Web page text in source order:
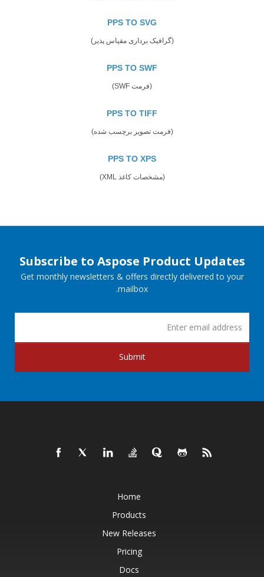
PPS TO SVG
(گرافیک برداری مقیاس پذیر)
PPS TO SWF
(فرمت SWF)
PPS TO TIFF
(فرمت تصویر برچسب شده)
PPS TO XPS
(مشخصات کاغذ XML)
Subscribe to Aspose Product Updates
Get monthly newsletters & offers directly delivered to your
mailbox.
Submit
Home
Products
New Releases
Pricing
Docs